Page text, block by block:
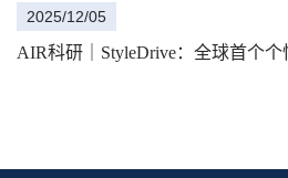
2025/12/05
AIR科研｜StyleDrive：全球首个